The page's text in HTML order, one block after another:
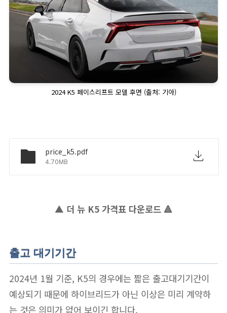
2024 K5 페이스리프트 모델 후면 (출처: 기아)
price_k5.pdf
4.70MB
▲ 더 뉴 K5 가격표 다운로드 🔺
출고 대기기간
2024년 1월 기준, K5의 경우에는 짧은 출고대기기간이
예상되기 때문에 하이브리드가 아닌 이상은 미리 계약하
는 것은 의미가 없어 보이긴 합니다.